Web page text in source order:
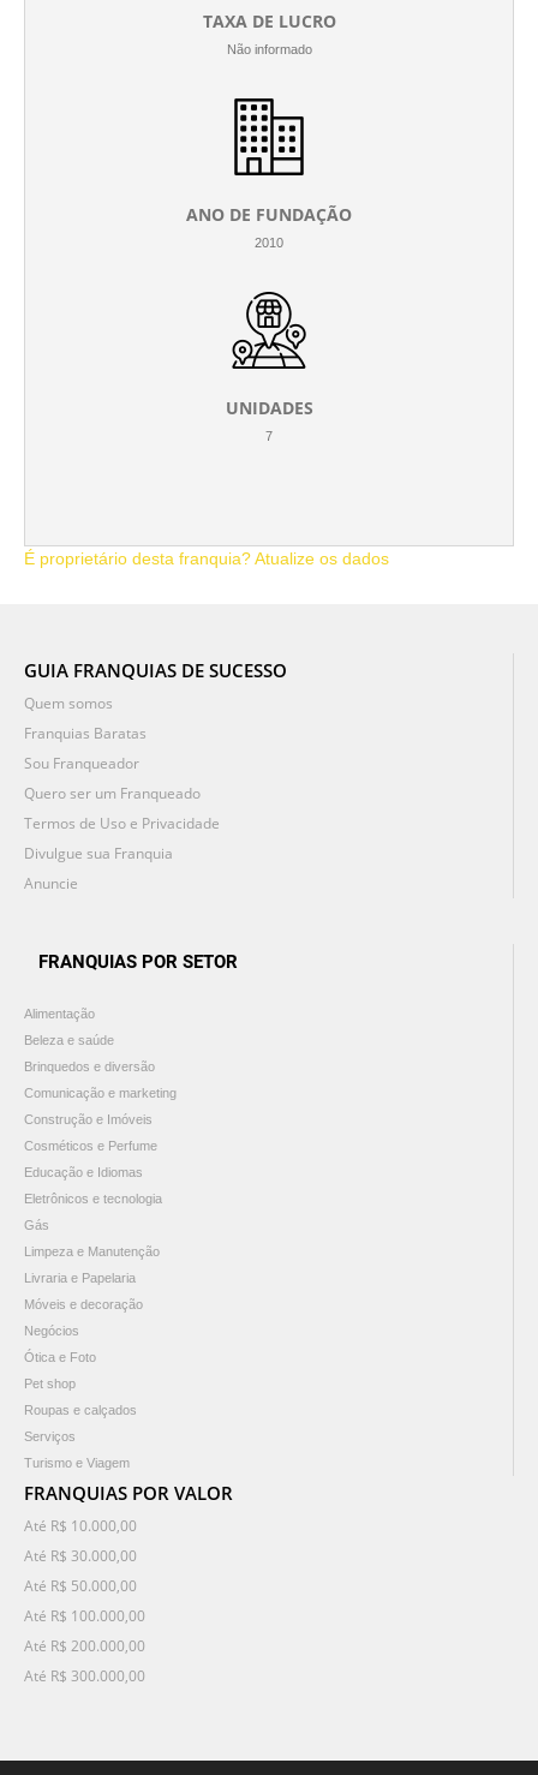
TAXA DE LUCRO
Não informado
ANO DE FUNDAÇÃO
2010
UNIDADES
7
É proprietário desta franquia? Atualize os dados
GUIA FRANQUIAS DE SUCESSO
Quem somos
Franquias Baratas
Sou Franqueador
Quero ser um Franqueado
Termos de Uso e Privacidade
Divulgue sua Franquia
Anuncie
FRANQUIAS POR SETOR
Alimentação
Beleza e saúde
Brinquedos e diversão
Comunicação e marketing
Construção e Imóveis
Cosméticos e Perfume
Educação e Idiomas
Eletrônicos e tecnologia
Gás
Limpeza e Manutenção
Livraria e Papelaria
Móveis e decoração
Negócios
Ótica e Foto
Pet shop
Roupas e calçados
Serviços
Turismo e Viagem
FRANQUIAS POR VALOR
Até R$ 10.000,00
Até R$ 30.000,00
Até R$ 50.000,00
Até R$ 100.000,00
Até R$ 200.000,00
Até R$ 300.000,00